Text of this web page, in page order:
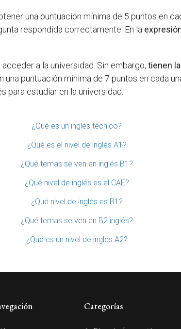
una puntuación mínima de 5 puntos en
respondida correctamente. En la
a la universidad. Sin embargo,tienen
puntuación mínima de 7 puntos en cada
para estudiar en la universidad.
¿Qué es un inglés técnico?
¿Qué es el nivel de inglés A1?
¿Qué temas se ven en inglés B1?
¿Qué nivel de inglés es el CAE?
¿Qué nivel de inglés es B1?
¿Qué temas se ven en B2 inglés?
¿Qué es un nivel de inglés A2?
Categorías